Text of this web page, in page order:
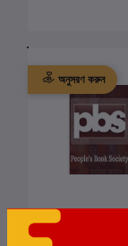
অনুসরণ করুন